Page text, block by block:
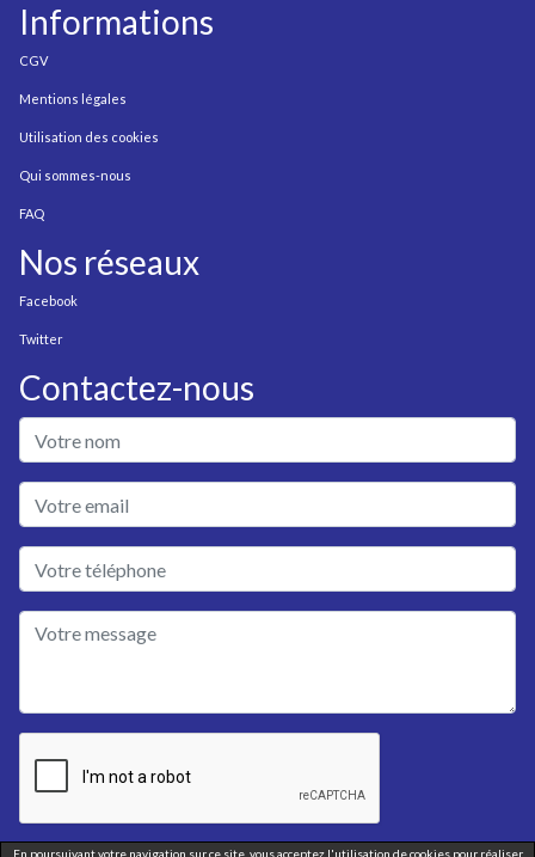
Informations
CGV
Mentions légales
Utilisation des cookies
Qui sommes-nous
FAQ
Nos réseaux
Facebook
Twitter
Contactez-nous
En poursuivant votre navigation sur ce site, vous acceptez l'utilisation de cookies pour réaliser